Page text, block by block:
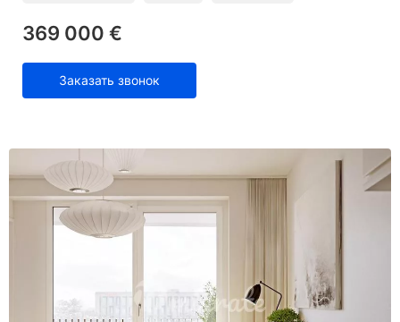
369 000 €
Заказать звонок